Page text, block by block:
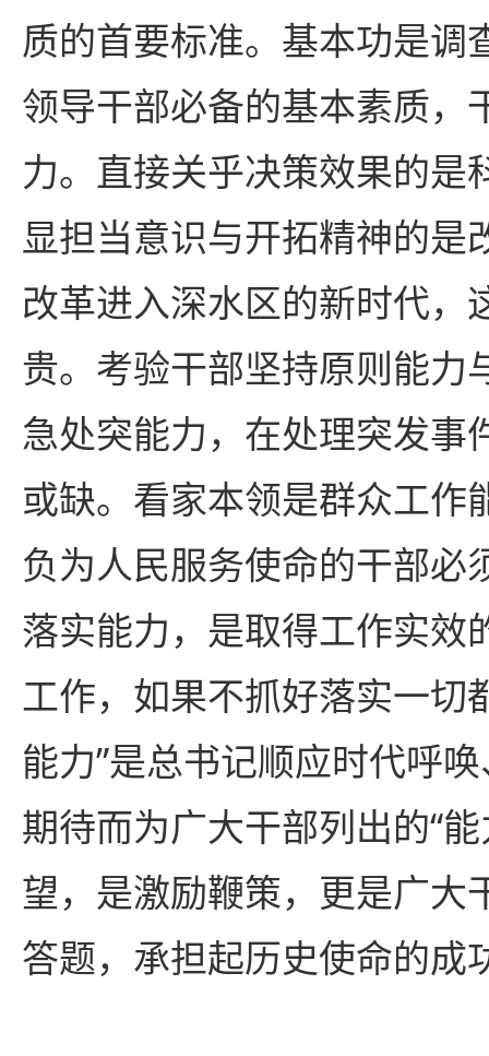
质的首要标准。基本功是调
领导干部必备的基本素质，
力。直接关乎决策效果的是
显担当意识与开拓精神的是
改革进入深水区的新时代，
贵。考验干部坚持原则能力
急处突能力，在处理突发事
或缺。看家本领是群众工作
负为人民服务使命的干部必
落实能力，是取得工作实效
工作，如果不抓好落实一切
能力”是总书记顺应时代呼
期待而为广大干部列出的“
望，是激励鞭策，更是广大
答题，承担起历史使命的成